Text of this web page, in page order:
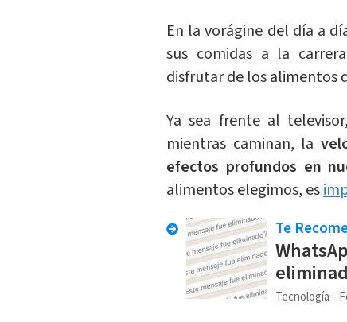
En la vorágine del día a
sus comidas a la
disfrutar de los alimentos
Ya sea frente al
mientras caminan, la
efectos profundos en
alimentos elegimos, es
Te
Tecnología